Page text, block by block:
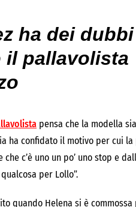
ha dei
il pallavolista
pensa che la modella
ha confidato il motivo per cui la
c’è uno un po’ uno stop e
per Lollo”.
quando Helena si è